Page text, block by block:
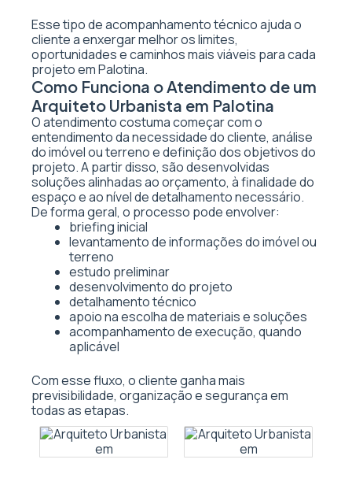
Esse tipo de acompanhamento técnico ajuda o
cliente a enxergar melhor os limites,
oportunidades e caminhos mais viáveis para cada
projeto em Palotina.
Como Funciona o Atendimento de um
Arquiteto Urbanista em Palotina
O atendimento costuma começar com o
entendimento da necessidade do cliente, análise
do imóvel ou terreno e definição dos objetivos do
projeto. A partir disso, são desenvolvidas
soluções alinhadas ao orçamento, à finalidade do
espaço e ao nível de detalhamento necessário.
De forma geral, o processo pode envolver:
briefing inicial
levantamento de informações do imóvel ou
terreno
estudo preliminar
desenvolvimento do projeto
detalhamento técnico
apoio na escolha de materiais e soluções
acompanhamento de execução, quando
aplicável
Com esse fluxo, o cliente ganha mais
previsibilidade, organização e segurança em
todas as etapas.